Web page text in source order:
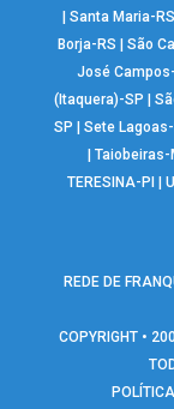
|Santa Maria-RS
Borja-RS
|São
José
(Itaquera)-SP
|
SP
|Sete Lagoas-
Taiobeiras-
TERESINA-PI
|
REDE DE
COPYRIGHT •